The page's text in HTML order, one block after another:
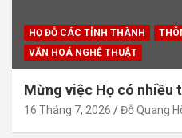
HỌ ĐỖ CÁC TỈNH THÀNH
VĂN HOÁ NGHỆ THUẬT
Mừng việc Họ có nhiều
16 Tháng 7, 2026 Đỗ Quang